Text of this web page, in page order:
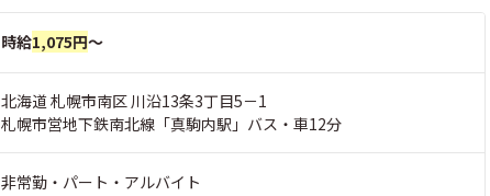
時給1,075円～
北海道 札幌市南区 川沿13条3丁目5－1
札幌市営地下鉄南北線「真駒内駅」バス・車12分
非常勤・パート・アルバイト